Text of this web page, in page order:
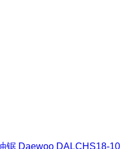
锯 Daewoo DALCHS18-10